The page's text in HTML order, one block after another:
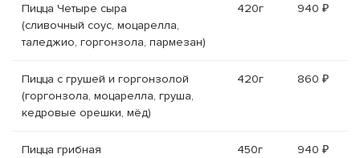
Пицца Четыре сыра
(сливочный соус, моцарелла,
таледжио, горгонзола, пармезан)
420г 940 ₽
Пицца с грушей и горгонзолой
(горгонзола, моцарелла, груша,
кедровые орешки, мёд)
420г 860 ₽
Пицца грибная
450г 940 ₽